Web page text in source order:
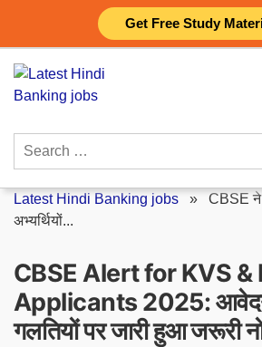
Get Free Study
content
Search
Latest Hindi Banking jobs » CBSE
अभ्यर्थियों...
CBSE Alert for KVS &
Applicants 2025: आवेदन
गलतियों पर जारी हुआ जरूरी